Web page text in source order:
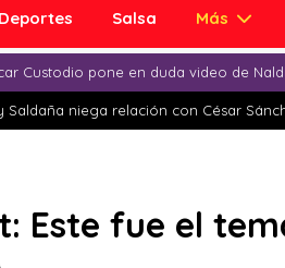
Deportes Salsa Más
Custodio pone en duda video de
Saldaña niega relación con César
Este fue el